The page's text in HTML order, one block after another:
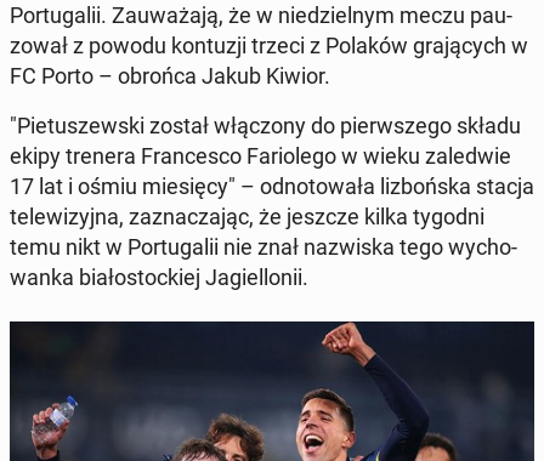
Por­tu­ga­lii. Za­uwa­ża­ją, że w nie­dziel­nym meczu pau­
zo­wał z powodu kon­tu­zji trzeci z Polaków gra­ją­cych w
FC Porto – obrońca Jakub Kiwior.
"Pie­tu­szew­ski został włą­czo­ny do pierw­sze­go składu
ekipy trenera Fran­ce­sco Fa­rio­le­go w wieku za­le­d­wie
17 lat i ośmiu mie­się­cy" – od­no­to­wa­ła li­zboń­ska stacja
te­le­wi­zyj­na, za­zna­cza­jąc, że jeszcze kilka tygodni
temu nikt w Por­tu­ga­lii nie znał na­zwi­ska tego wy­cho­
wan­ka bia­ło­stoc­kiej Ja­giel­lo­nii.